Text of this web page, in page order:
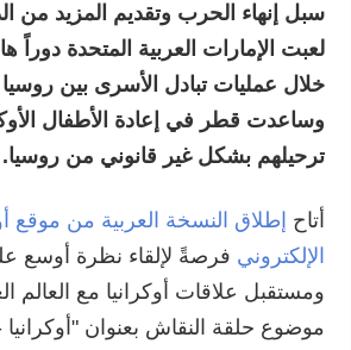
سبل إنهاء الحرب وتقديم المزيد من
لعبت الإمارات العربية المتحدة دوراً
خلال عمليات تبادل الأسرى بين روسيا
وساعدت قطر في إعادة الأطفال
ترحيلهم بشكل غير قانوني من روسيا.
أتاح إطلاق النسخة العربية من موقع
الإلكتروني فرصةً لإلقاء نظرة أوسع
ومستقبل علاقات أوكرانيا مع العالم
موضوع حلقة النقاش بعنوان